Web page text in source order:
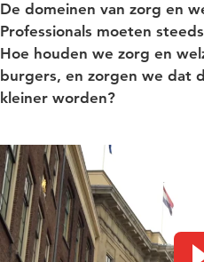
De domeinen van zorg en
Professionals moeten
Hoe houden we zorg en
burgers, en zorgen we dat
kleiner worden?